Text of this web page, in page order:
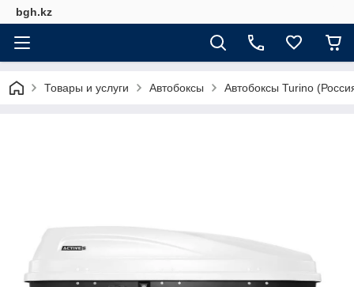
bgh.kz
Товары и услуги Автобоксы Автобоксы Turino